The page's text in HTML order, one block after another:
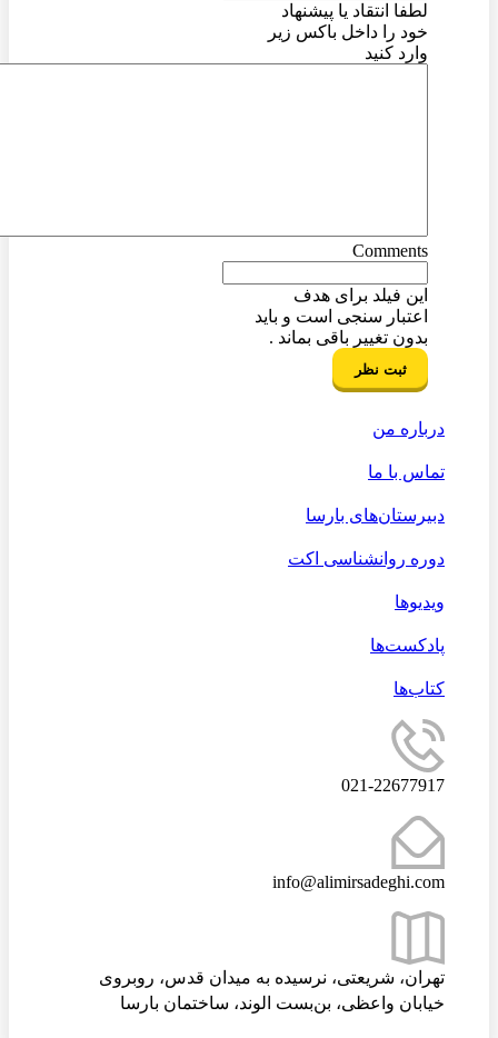
لطفا انتقاد یا پیشنهاد
خود را داخل باکس زیر
وارد کنید
Comments
این فیلد برای هدف
اعتبار سنجی است و باید
بدون تغییر باقی بماند .
درباره من
تماس با ما
دبیرستان‌های بارسا
دوره روانشناسی اکت
ویدیوها
پادکست‌ها
کتاب‌ها
021-22677917
info@alimirsadeghi.com
تهران، شریعتی، نرسیده به میدان قدس، روبروی
خیابان واعظی، بن‌بست الوند، ساختمان بارسا